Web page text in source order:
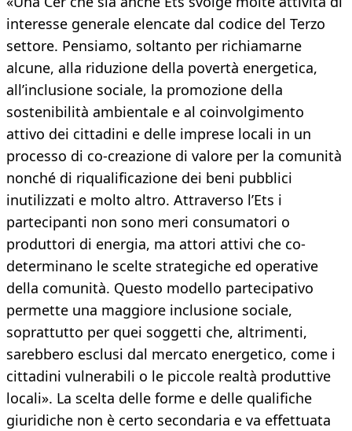
interesse generale elencate dal codice del Terzo
settore. Pensiamo, soltanto per richiamarne
alcune, alla riduzione della povertà energetica,
all’inclusione sociale, la promozione della
sostenibilità ambientale e al coinvolgimento
attivo dei cittadini e delle imprese locali in un
processo di co-creazione di valore per la comunità
nonché di riqualificazione dei beni pubblici
inutilizzati e molto altro. Attraverso l’Ets i
partecipanti non sono meri consumatori o
produttori di energia, ma attori attivi che co-
determinano le scelte strategiche ed operative
della comunità. Questo modello partecipativo
permette una maggiore inclusione sociale,
soprattutto per quei soggetti che, altrimenti,
sarebbero esclusi dal mercato energetico, come i
cittadini vulnerabili o le piccole realtà produttive
locali». La scelta delle forme e delle qualifiche
giuridiche non è certo secondaria e va effettuata